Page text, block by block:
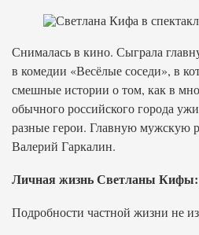
Снималась в кино. Сыграла
в комедии «Весёлые соседи», в
смешные истории о том, как в
обычного российского города
разные герои. Главную мужскую
Валерий Гаркалин.
Личная жизнь Светланы Кифы:
Подробности частной жизни не